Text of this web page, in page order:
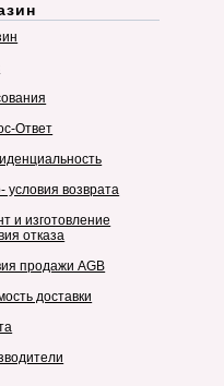
Ответ
условия возврата
и изготовление
отказа
продажи AGB
доставки